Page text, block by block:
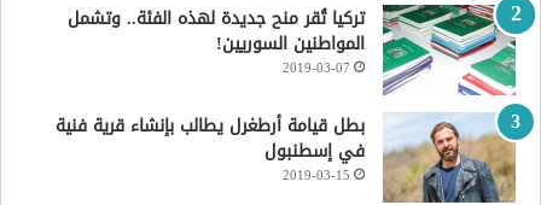
تركيا تُقر منح جديدة لهذه الفئة.. وتشمل
المواطنين السوريين!
2019-03-07
بطل قيامة أرطغرل يطالب بإنشاء قرية فنية
في إسطنبول
2019-03-15